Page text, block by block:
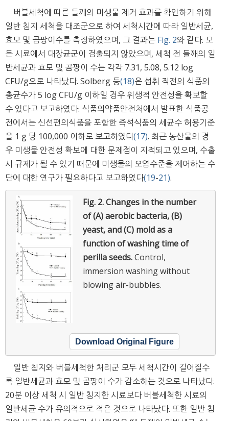
버블세척에 따른 들깨의 미생물 제거 효과를 확인하기 위해
일반 침지 세척을 대조군으로 하여 세척시간에 따라 일반세균,
효모 및 곰팡이수를 측정하였으며, 그 결과는 Fig. 2와 같다. 모
든 시료에서 대장균군이 검출되지 않았으며, 세척 전 들깨의 일
반세균과 효모 및 곰팡이 수는 각각 7.31, 5.08, 5.12 log
CFU/g으로 나타났다. Solberg 등(18)은 섭취 직전의 식품의
총균수가 5 log CFU/g 이하일 경우 위생적 안전성을 확보할
수 있다고 보고하였다. 식품의약품안전처에서 발표한 식품공
전에서는 신선편의식품을 포함한 즉석식품의 세균수 허용기준
을 1 g 당 100,000 이하로 보고하였다(17). 최근 농산물의 경
우 미생물 안전성 확보에 대한 문제점이 지적되고 있으며, 수출
시 규제가 될 수 있기 때문에 미생물의 오염수준을 제어하는 수
단에 대한 연구가 필요하다고 보고하였다(19-21).
Fig. 2.Changes in the number
of (A) aerobic bacteria, (B)
yeast, and (C) mold as a
function of washing time of
perilla seeds.Control,
immersion washing without
blowing air-bubbles.
Download Original Figure
일반 침지와 버블세척한 처리군 모두 세척시간이 길어질수
록 일반세균과 효모 및 곰팡이 수가 감소하는 것으로 나타났다.
20분 이상 세척 시 일반 침지한 시료보다 버블세척한 시료의
일반세균 수가 유의적으로 적은 것으로 나타났다. 또한 일반 침